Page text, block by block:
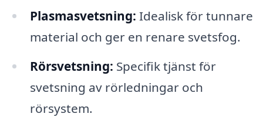
Plasmasvetsning: Idealisk för tunnare
material och ger en renare svetsfog.
Rörsvetsning: Specifik tjänst för
svetsning av rörledningar och
rörsystem.